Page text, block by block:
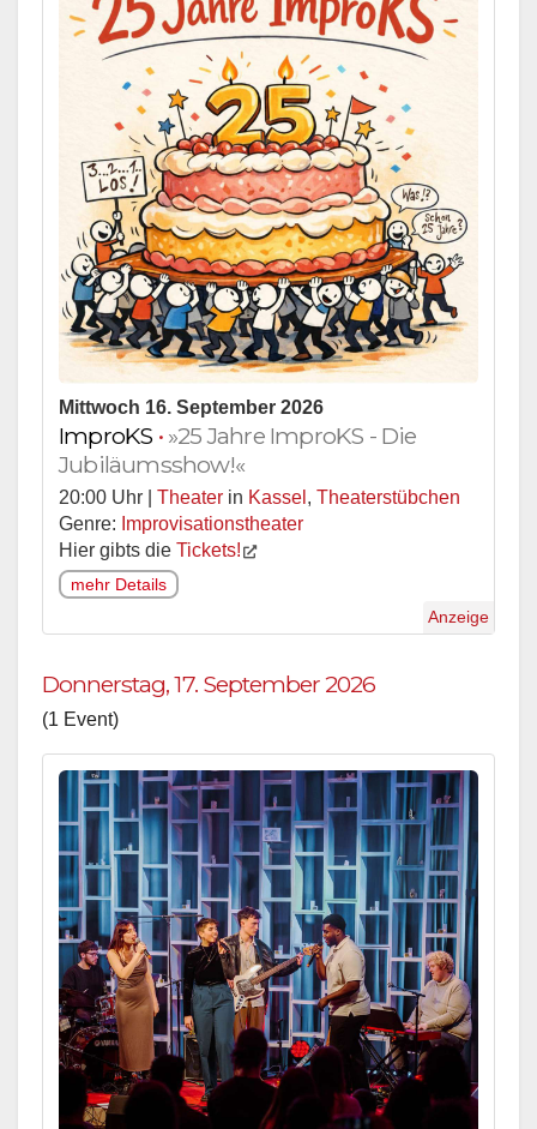
Mittwoch 16. September 2026
ImproKS • »25 Jahre ImproKS - Die
Jubiläumsshow!«
20:00 Uhr | Theater in Kassel , Theaterstübchen
Genre: Improvisationstheater
Hier gibts die Tickets!
mehr Details
Anzeige
Donnerstag, 17. September 2026
(1 Event)